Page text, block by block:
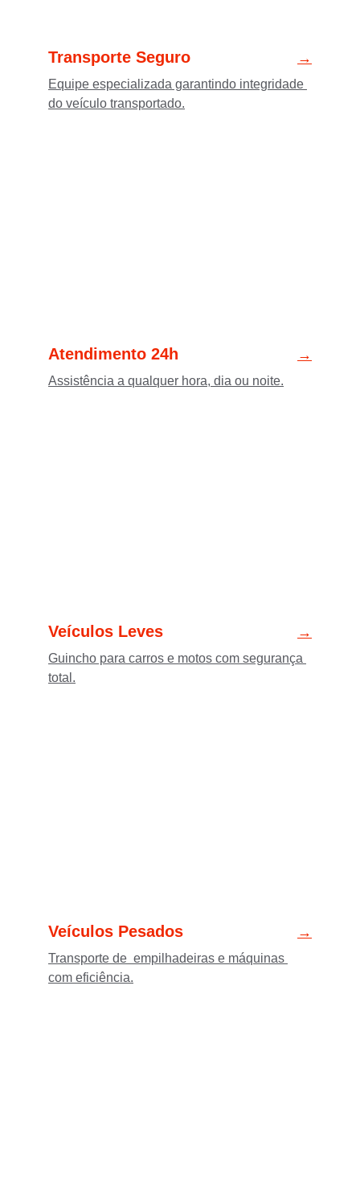
Transporte Seguro
Equipe especializada garantindo integridade
do veículo transportado.
Atendimento 24h
Assistência a qualquer hora, dia ou noite.
Veículos Leves
Guincho para carros e motos com segurança
total.
Veículos Pesados
Transporte de  empilhadeiras e máquinas
com eficiência.
→
→
→
→